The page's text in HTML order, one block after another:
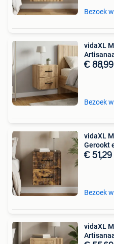
Bezoek
vidaXL
€ 88,99
Bezoek
vidaXL
Gerookt
€ 51,29
Bezoek
vidaXL